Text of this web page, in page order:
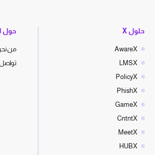
حلول X
AwareX
LMSX
PolicyX
PhishX
GameX
CntntX
MeetX
HUBX
حول
من